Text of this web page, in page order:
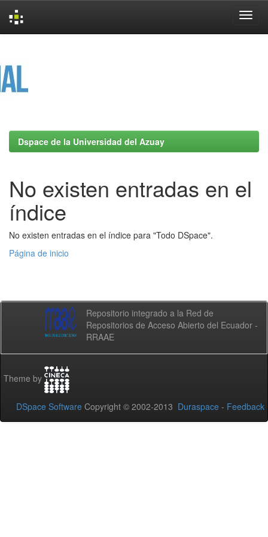
Dspace de la Universidad del Azuay
No existen entradas en el
índice
No existen entradas en el índice para "Todo DSpace".
Página de inicio
Repositorio integrado a la Red de
Repositorios de Acceso Abierto del Ecuador -
RRAAE
Theme by
DSpace Software Copyright © 2002-2013 Duraspace - Feedback